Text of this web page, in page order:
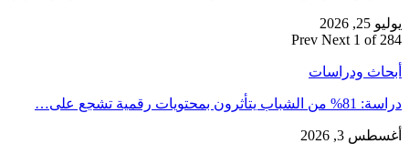
يوليو 25, 2026
Prev Next 1 of 284
أبحاث ودراسات
دراسة: 81% من الشباب يتأثرون بمحتويات رقمية تشجع على…
أغسطس 3, 2026